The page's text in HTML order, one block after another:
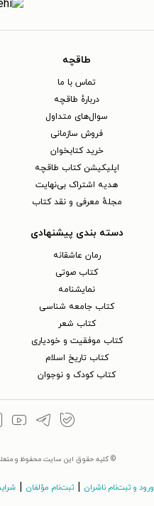
طاقچه
تماس با ما
دربارهٔ طاقچه
سوال‌های متداول
فروش سازمانی
خرید کتابخوان
اپلیکیشن کتاب طاقچه
هدیه اشتراک بی‌نهایت
مجلهٔ معرفی و نقد کتاب
دسته بندی پیشنهادی
رمان عاشقانه
کتاب‌ صوتی
نمایشنامه
کتاب جامعه شناسی
کتاب شعر
کتاب موفقیت و خودیاری
کتاب تاریخ اسلام
کتاب کودک و نوجوان
© کلیه حقوق این سایت محفوظ و
ورود و ثبت‌نام ناشران ثبت‌نام مؤلفان